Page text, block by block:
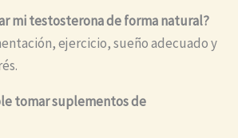
mi testosterona de forma natural?
ejercicio, sueño adecuado y
tomar suplementos de